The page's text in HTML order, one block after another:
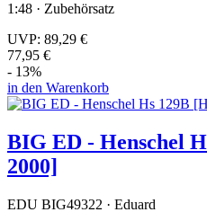
1:48 · Zubehörsatz
UVP: 89,29 €
77,95 €
- 13%
in den Warenkorb
BIG ED - Henschel
2000]
EDU BIG49322 · Eduard